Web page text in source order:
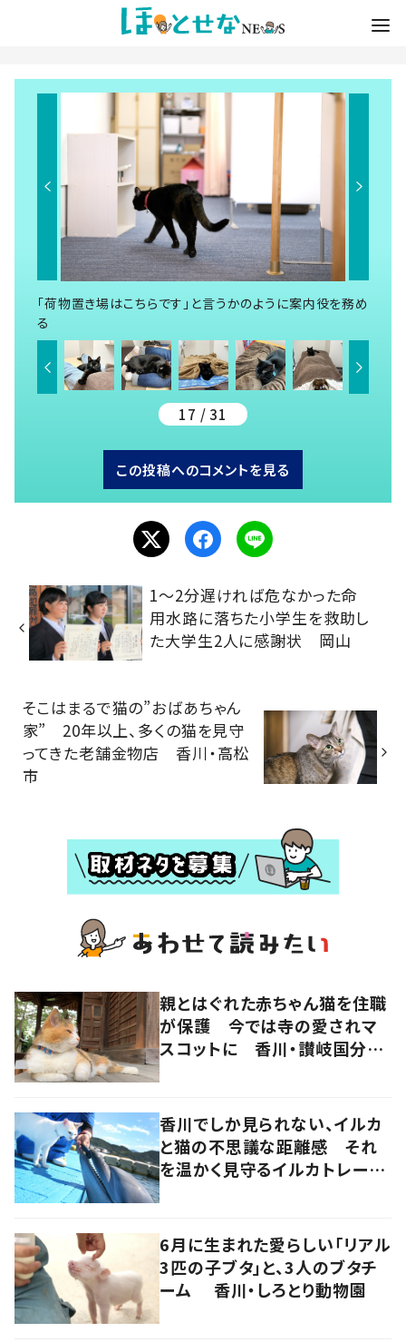
「荷物置き場はこちらです」と言うかのように案内役を務め
る
17 / 31
この投稿へのコメントを見る
1～2分遅ければ危なかった命
用水路に落ちた小学生を救助し
た大学生2人に感謝状 岡山
そこはまるで猫の”おばあちゃん
家” 20年以上、多くの猫を見守
ってきた老舗金物店 香川・高松
市
親とはぐれた赤ちゃん猫を住職
が保護 今では寺の愛されマ
スコットに 香川・讃岐国分寺
香川でしか見られない、イルカ
と猫の不思議な距離感 それ
を温かく見守るイルカトレーナ
6月に生まれた愛らしい「リアル
3匹の子ブタ」と、3人のブタチ
ーム 香川・しろとり動物園